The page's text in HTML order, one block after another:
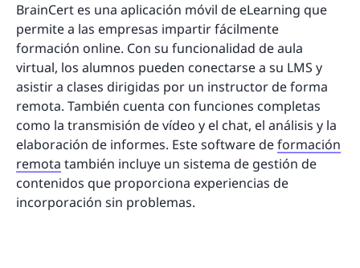
BrainCert es una aplicación móvil de eLearning que
permite a las empresas impartir fácilmente
formación online. Con su funcionalidad de aula
virtual, los alumnos pueden conectarse a su LMS y
asistir a clases dirigidas por un instructor de forma
remota. También cuenta con funciones completas
como la transmisión de vídeo y el chat, el análisis y la
elaboración de informes. Este software deformación
remota también incluye un sistema de gestión de
contenidos que proporciona experiencias de
incorporación sin problemas.